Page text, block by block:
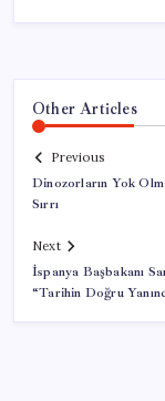
Other Articles
Previous
Dinozorların Yok
Sırrı
Next
İspanya Başbakanı
“Tarihin Doğru